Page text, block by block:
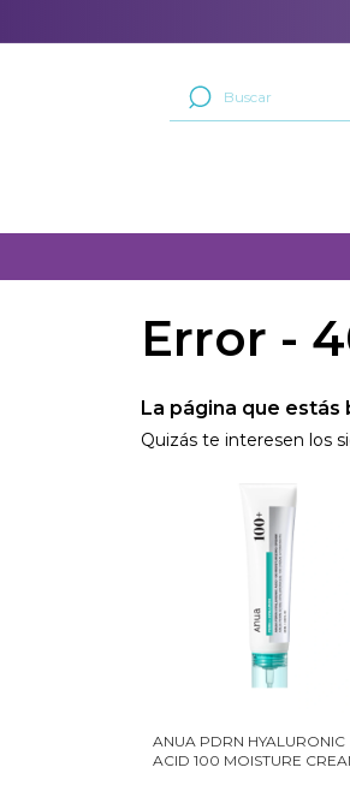
Error -
La página que estás
Quizás te interesen los
ANUA PDRN HYALURONIC
ACID 100 MOISTURE